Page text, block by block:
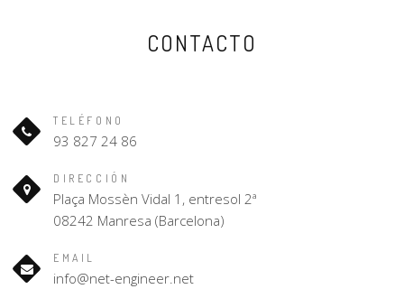
CONTACTO
TELÉFONO
93 827 24 86
DIRECCIÓN
Plaça Mossèn Vidal 1, entresol 2ª
08242 Manresa (Barcelona)
EMAIL
info@net-engineer.net